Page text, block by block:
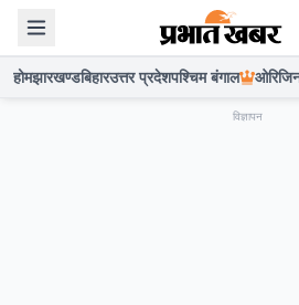
होमझारखण्डबिहारउत्तर प्रदेशपश्चिम बंगाल
विज्ञापन